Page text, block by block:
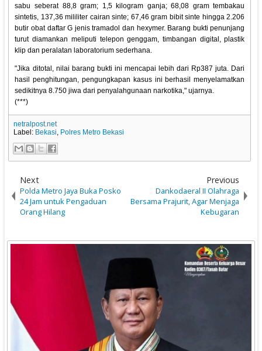
sabu seberat 88,8 gram; 1,5 kilogram ganja; 68,08 gram tembakau
sintetis, 137,36 mililiter cairan sinte; 67,46 gram bibit sinte hingga 2.206
butir obat daftar G jenis tramadol dan hexymer. Barang bukti penunjang
turut diamankan meliputi telepon genggam, timbangan digital, plastik
klip dan peralatan laboratorium sederhana.
"Jika ditotal, nilai barang bukti ini mencapai lebih dari Rp387 juta. Dari
hasil penghitungan, pengungkapan kasus ini berhasil menyelamatkan
sedikitnya 8.750 jiwa dari penyalahgunaan narkotika," ujarnya.
(***)
netralpost.net
Label: Bekasi, Polres Metro Bekasi
Next
Polda Metro Jaya Buka Posko
24 Jam untuk Pengaduan
Orang Hilang
Previous
Dankodaeral II Olahraga
Bersama Prajurit, Agar Menjaga
Kebugaran